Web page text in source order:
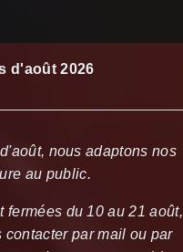
d'août 2026
nous adaptons nos
au public.
fermées du 10 au 21 août,
par mail ou par